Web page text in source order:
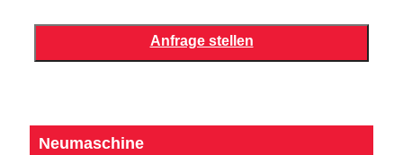
Neumaschine